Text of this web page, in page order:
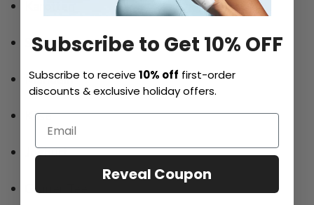
Sellerie
Mandeln
Käse
Joghurt
Grüner Tee
Subscribe to Get 10% OFF
Subscribe to receive 10% off first-order
discounts & exclusive holiday offers.
Reveal Coupon